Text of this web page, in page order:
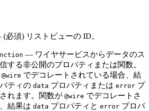
必須) リストビューの ID。
— ワイヤサービスからデータのス
する非公開のプロパティまたは関数。
@wire でデコレートされている場合、結
ティの data プロパティまたは error プ
れます。関数が @wire でデコレートさ
結果は data プロパティと error プロパ